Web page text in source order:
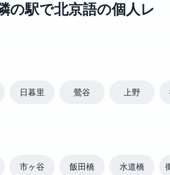
の駅で北京語の個人レ
日暮里 鶯谷 上野
市ヶ谷 飯田橋 水道橋